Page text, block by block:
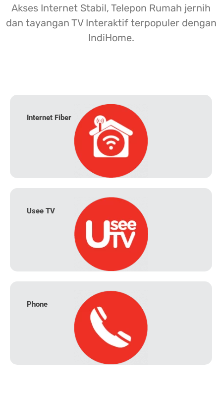
Akses Internet Stabil, Telepon Rumah jernih
dan tayangan TV Interaktif terpopuler dengan
IndiHome.
Internet Fiber
Usee TV
Phone